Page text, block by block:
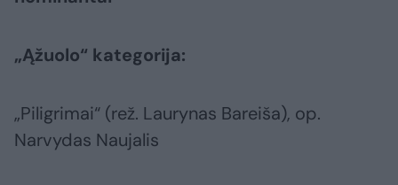
„Ąžuolo“ kategorija:
„Piligrimai“ (rež. Laurynas Bareiša), op.
Narvydas Naujalis